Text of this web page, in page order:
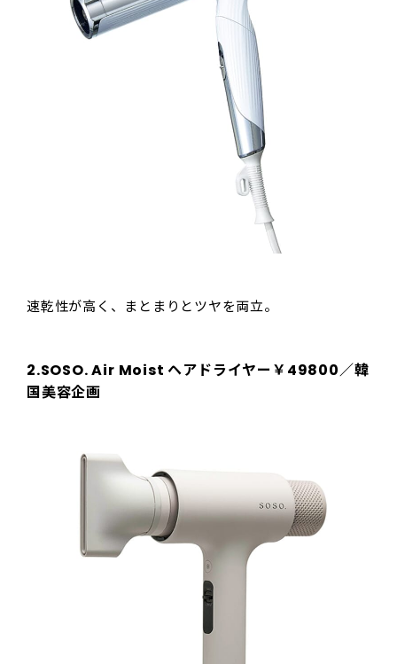
速乾性が高く、まとまりとツヤを両立。
2.SOSO. Air Moist ヘアドライヤー￥49800／韓
国美容企画